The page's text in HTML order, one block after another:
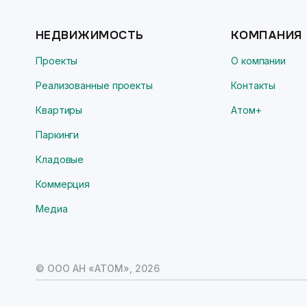
НЕДВИЖИМОСТЬ
Проекты
Реализованные проекты
Квартиры
Паркинги
Кладовые
Коммерция
Медиа
КОМПАНИЯ
О компании
Контакты
Атом+
© ООО АН «АТОМ», 2026